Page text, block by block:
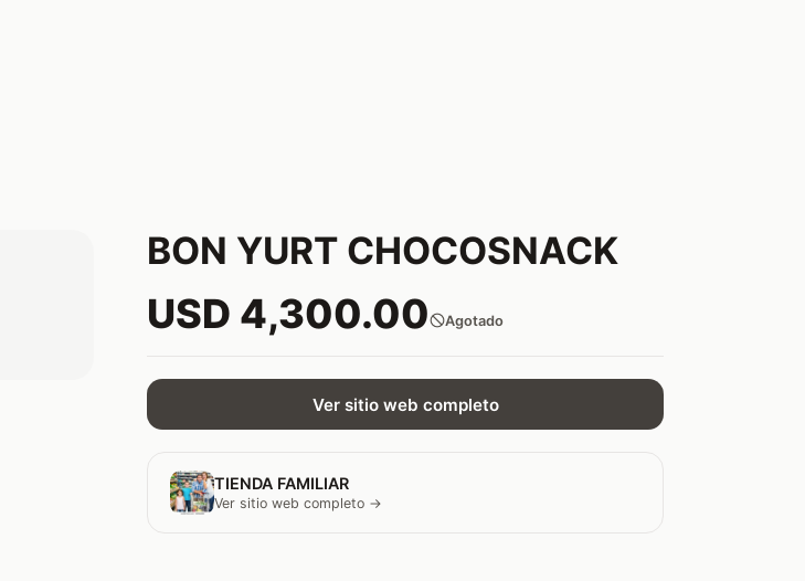
BON YURT CHOCOSNACK
USD 4,300.00 Agotado
Ver sitio web completo
TIENDA FAMILIAR
Ver sitio web completo →